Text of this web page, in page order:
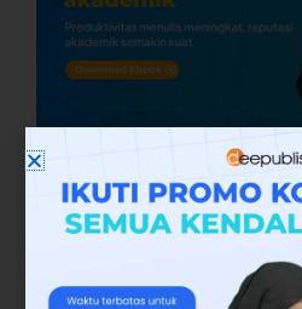
Fasilitas dan media
ini juga lebih beragam
pertama yang dijelaskan
Fasilitas tambahannya
dan juga e-sertifikat.